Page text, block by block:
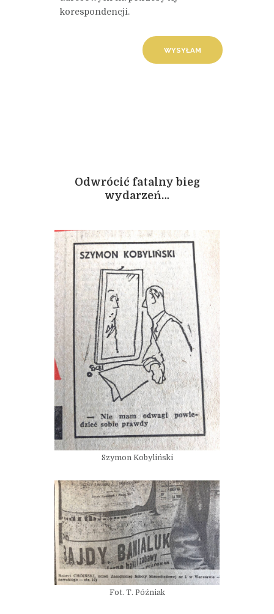
korespondencji.
Odwrócić fatalny bieg
wydarzeń…
Szymon Kobyliński
Fot. T. Późniak